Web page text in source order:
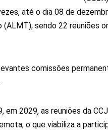
até o dia 08 de
sendo 22 reuniões
comissões
2029, as reuniões da
o que viabiliza a